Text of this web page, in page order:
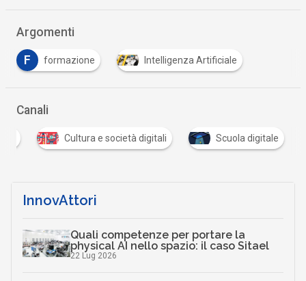
Argomenti
F formazione Intelligenza Artificiale
Canali
Cultura e società digitali Scuola digitale
InnovAttori
Quali competenze per portare la
physical AI nello spazio: il caso Sitael
22 Lug 2026